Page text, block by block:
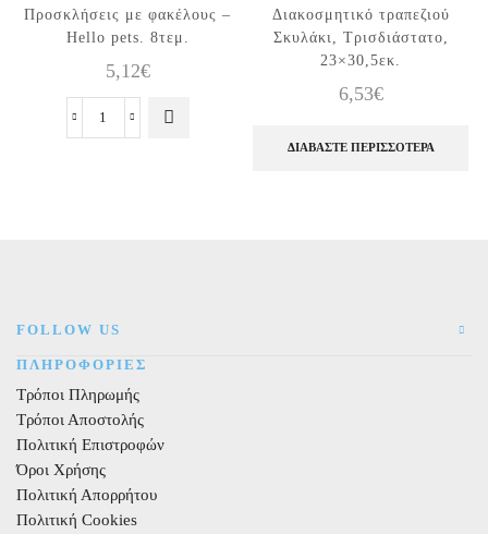
Προσκλήσεις με φακέλους –
Hello pets. 8τεμ.
5,12€
Προσκλήσεις
Διακοσμητικό τραπεζιού
Σκυλάκι, Τρισδιάστατο,
23×30,5εκ.
6,53€
ΔΙΑΒΆΣΤΕ ΠΕΡΙΣΣΌΤΕΡΑ
FOLLOW US
ΠΛΗΡΟΦΟΡΙΕΣ
Τρόποι Πληρωμής
Τρόποι Αποστολής
Πολιτική Επιστροφών
Όροι Χρήσης
Πολιτική Απορρήτου
Πολιτική Cookies